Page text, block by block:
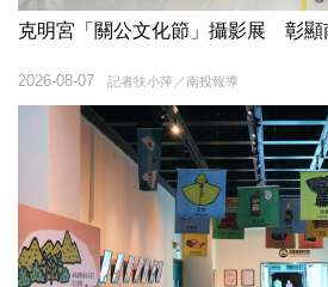
克明宮「關公文化節」攝影展 彰顯
記者扶小萍／南投報導
2026-08-07